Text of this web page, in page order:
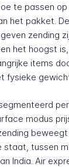
te passen
het pakket.
zending
het hoogst
items
fysieke
modus
staat, tussen
India. Air